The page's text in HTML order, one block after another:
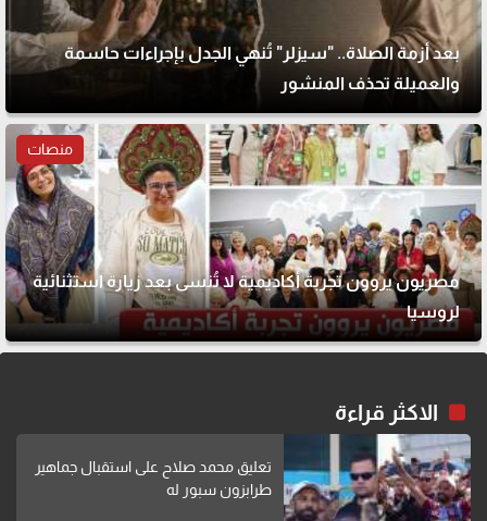
بعد أزمة الصلاة.. "سيزلر" تُنهي الجدل بإجراءات حاسمة
والعميلة تحذف المنشور
منصات
مصريون يروون تجربة أكاديمية لا تُنسى بعد زيارة استثنائية
لروسيا
الاكثر قراءة
تعليق محمد صلاح على استقبال جماهير
طرابزون سبور له